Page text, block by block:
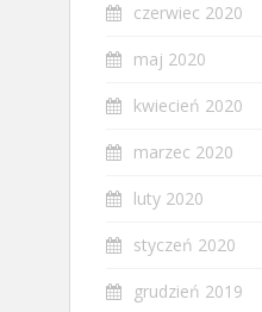
czerwiec 2020
maj 2020
kwiecień 2020
marzec 2020
luty 2020
styczeń 2020
grudzień 2019